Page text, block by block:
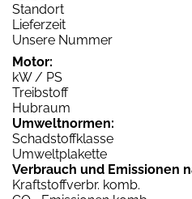
Standort
Lieferzeit
Unsere Nummer
Motor:
kW / PS
Treibstoff
Hubraum
Umweltnormen:
Schadstoffklasse
Umweltplakette
Verbrauch und Emissionen
Kraftstoffverbr. komb.